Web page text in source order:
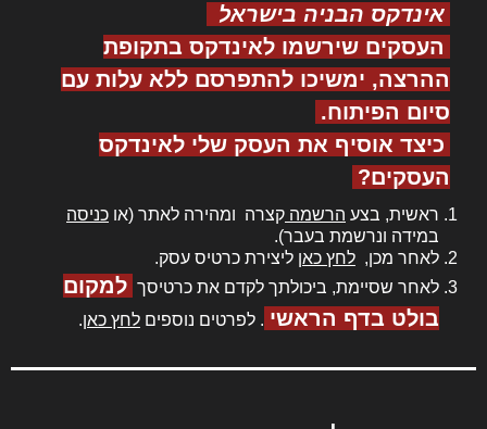
אינדקס הבניה בישראל
העסקים שירשמו לאינדקס בתקופת
ההרצה, ימשיכו להתפרסם ללא עלות עם
סיום הפיתוח.
כיצד אוסיף את העסק שלי לאינדקס
העסקים?
ראשית, בצע הרשמה קצרה ומהירה לאתר (או כניסה
במידה ונרשמת בעבר).
לאחר מכן, לחץ כאן ליצירת כרטיס עסק.
לאחר שסיימת, ביכולתך לקדם את כרטיסך למקום
בולט בדף הראשי . לפרטים נוספים לחץ כאן.